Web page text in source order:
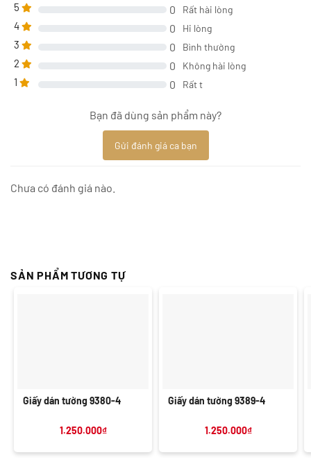
5 0 Rất hài lòng
4 0 Hi lòng
3 0 Bình thường
2 0 Không hài lòng
1 0 Rất t
Bạn đã dùng sản phẩm này?
Gửi đánh giá ca bạn
Chưa có đánh giá nào.
SẢN PHẨM TƯƠNG TỰ
Giấy dán tường 9380-4
1.250.000₫
Giấy dán tường 9389-4
1.250.000₫